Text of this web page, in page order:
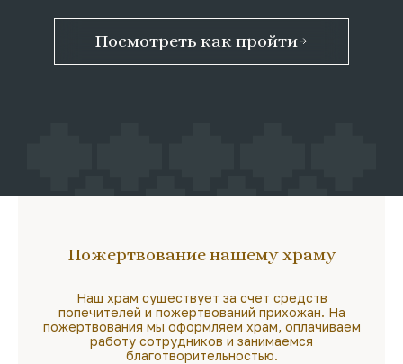
Посмотреть как пройти
Пожертвование нашему храму
Наш храм существует за счет средств
попечителей и пожертвований прихожан. На
пожертвования мы оформляем храм, оплачиваем
работу сотрудников и занимаемся
благотворительностью.